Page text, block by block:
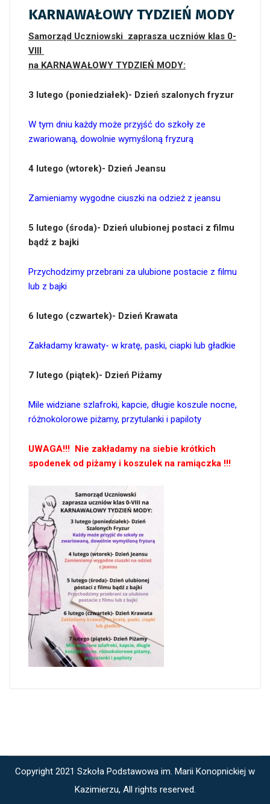
KARNAWAŁOWY TYDZIEŃ MODY
Samorząd Uczniowski zaprasza uczniów klas 0-
VIII
na KARNAWAŁOWY TYDZIEŃ MODY:
3 lutego (poniedziałek)- Dzień szalonych fryzur
W tym dniu każdy może przyjść do szkoły ze
zwariowaną, dowolnie wymyśloną fryzurą
4 lutego (wtorek)- Dzień Jeansu
Zamieniamy wygodne ciuszki na odzież z jeansu
5 lutego (środa)- Dzień ulubionej postaci z filmu
bądź z bajki
Przychodzimy przebrani za ulubione postacie z filmu
lub z bajki
6 lutego (czwartek)- Dzień Krawata
Zakładamy krawaty- w kratę, paski, ciapki lub gładkie
7 lutego (piątek)- Dzień Piżamy
Mile widziane szlafroki, kapcie, długie koszule nocne,
różnokolorowe piżamy, przytulanki i papiloty
UWAGA!!! Nie zakładamy na siebie krótkich
spodenek od piżamy i koszulek na ramiączka !!!
Copyright 2021 Szkoła Podstawowa im. Marii Konopnickiej w
Kazimierzu, All rights reserved.